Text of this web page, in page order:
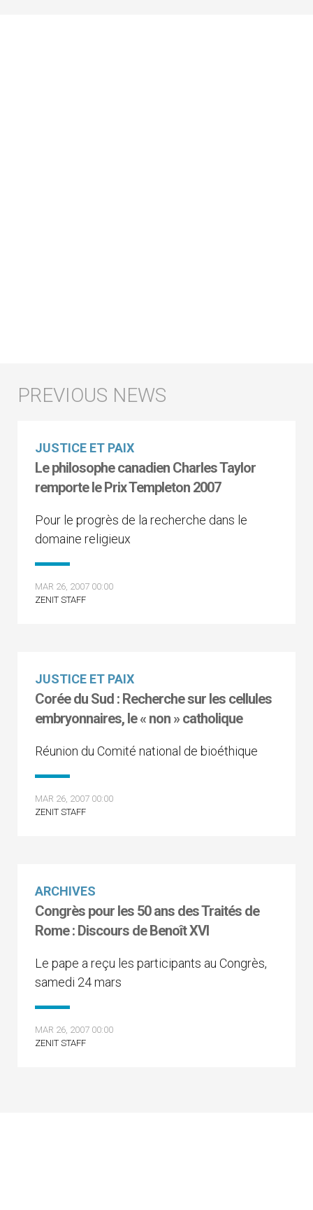
JUSTICE ET PAIX
Le philosophe canadien Charles Taylor
remporte le Prix Templeton 2007
Pour le progrès de la recherche dans le
domaine religieux
MAR 26, 2007 00:00
ZENIT STAFF
JUSTICE ET PAIX
Corée du Sud : Recherche sur les cellules
embryonnaires, le « non » catholique
Réunion du Comité national de bioéthique
MAR 26, 2007 00:00
ZENIT STAFF
ARCHIVES
Congrès pour les 50 ans des Traités de
Rome : Discours de Benoît XVI
Le pape a reçu les participants au Congrès,
samedi 24 mars
MAR 26, 2007 00:00
ZENIT STAFF